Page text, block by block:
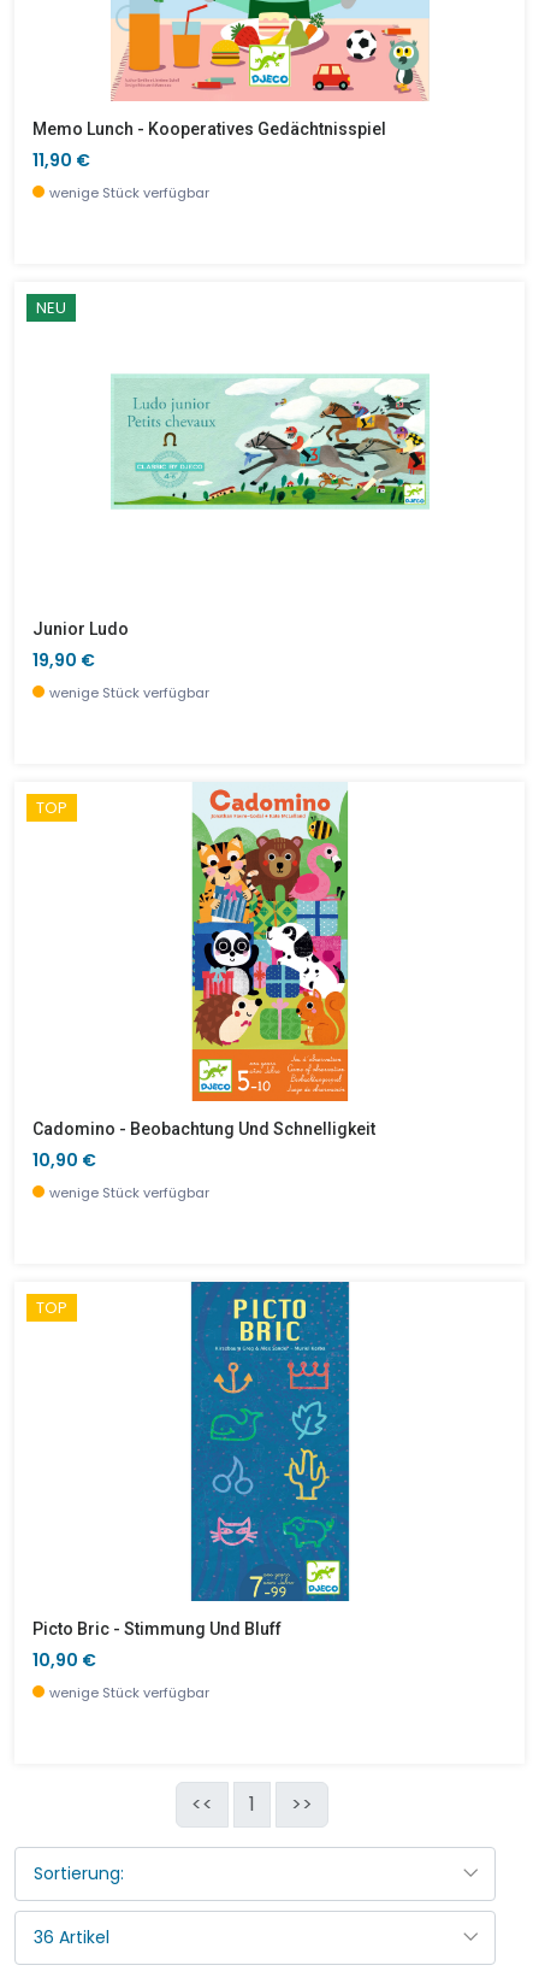
Memo Lunch - Kooperatives Gedächtnisspiel
11,90 €
wenige Stück verfügbar
NEU
Junior Ludo
19,90 €
wenige Stück verfügbar
TOP
Cadomino - Beobachtung Und Schnelligkeit
10,90 €
wenige Stück verfügbar
TOP
Picto Bric - Stimmung Und Bluff
10,90 €
wenige Stück verfügbar
<< 1 >>